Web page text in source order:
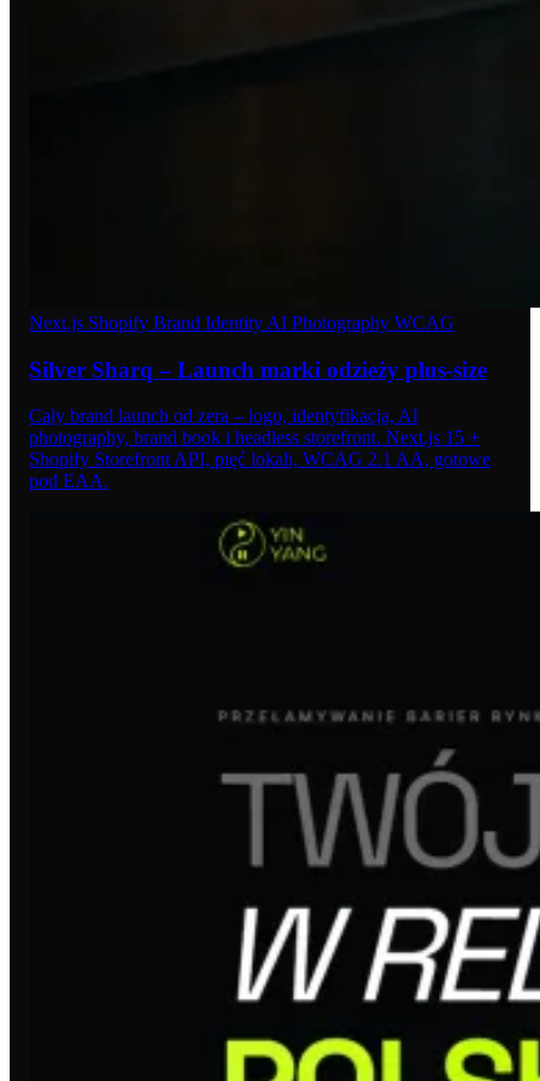
Next.js Shopify Brand Identity AI Photography WCAG
Silver Sharq – Launch marki odzieży plus-size
Cały brand launch od zera – logo, identyfikacja, AI
photography, brand book i headless storefront. Next.js 15 +
Shopify Storefront API, pięć lokali, WCAG 2.1 AA, gotowe
pod EAA.